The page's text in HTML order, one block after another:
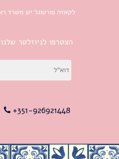
לקאזה פורטוגל יש משרד
הצטרפו לניוזלטר
351-926921448+